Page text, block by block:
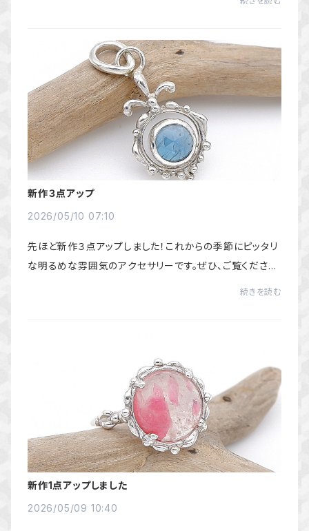
新作３点アップ
2026/05/10 07:10
先ほど新作３点アップしました！これからの季節にピッタリ
な明るめな雰囲気のアクセサリーです。ぜひ、ご覧くださ
続きを読む
新作1点アップしました
2026/05/09 10:40